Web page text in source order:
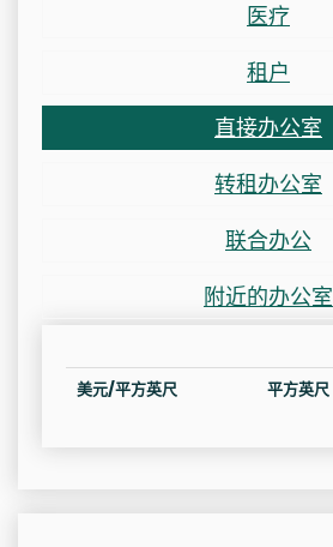
医疗
租户
直接办公室
转租办公室
联合办公
附近的办公室
美元/平方英尺 平方英尺